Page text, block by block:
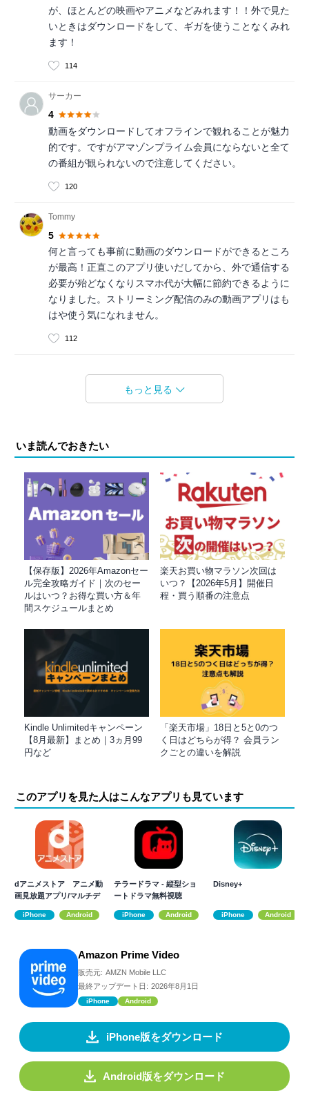
が、ほとんどの映画やアニメなどみれます！！外で見た
いときはダウンロードをして、ギガを使うことなくみれ
ます！
114
サーカー
4
動画をダウンロードしてオフラインで観れることが魅力
的です。ですがアマゾンプライム会員にならないと全て
の番組が観られないので注意してください。
120
Tommy
5
何と言っても事前に動画のダウンロードができるところ
が最高！正直このアプリ使いだしてから、外で通信する
必要が殆どなくなりスマホ代が大幅に節約できるように
なりました。ストリーミング配信のみの動画アプリはも
はや使う気になれません。
112
もっと見る
いま読んでおきたい
【保存版】2026年Amazonセー
ル完全攻略ガイド｜次のセー
ルはいつ？お得な買い方＆年
間スケジュールまとめ
楽天お買い物マラソン次回は
いつ？【2026年5月】開催日
程・買う順番の注意点
Kindle Unlimitedキャンペーン
【8月最新】まとめ｜3ヵ月99
円など
「楽天市場」18日と5と0のつ
く日はどちらが得？ 会員ラン
クごとの違いを解説
このアプリを見た人はこんなアプリも見ています
dアニメストア アニメ動
画見放題アプリ/マルチデ
iPhone Android
テラードラマ - 縦型ショ
ートドラマ無料視聴
iPhone Android
Disney+
iPhone Android
Amazon Prime Video
販売元: AMZN Mobile LLC
最終アップデート日: 2026年8月1日
iPhone Android
iPhone版をダウンロード
Android版をダウンロード